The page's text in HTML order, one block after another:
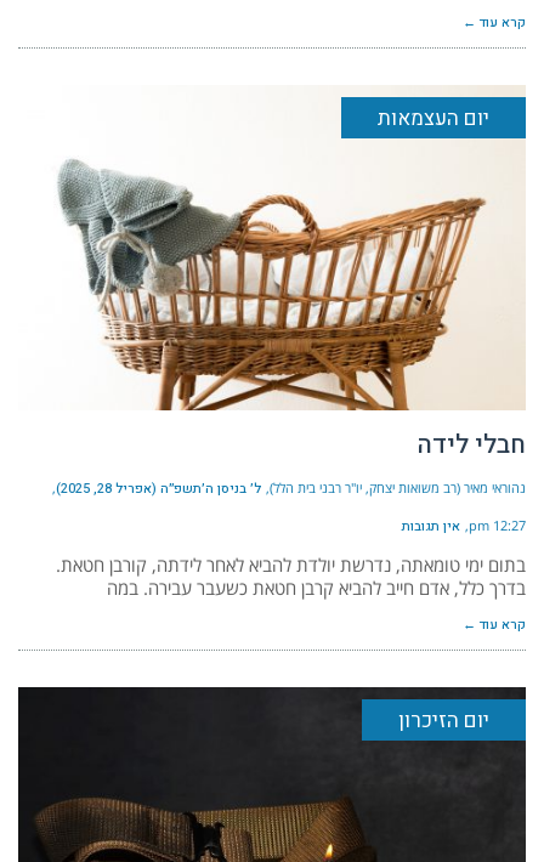
קרא עוד ←
יום העצמאות
חבלי לידה
נהוראי מאיר (רב משואות יצחק, יו"ר רבני בית הלל) ל׳ בניסן ה׳תשפ״ה (אפריל 28, 2025)
12:27 pm אין תגובות
בתום ימי טומאתה, נדרשת יולדת להביא לאחר לידתה, קורבן חטאת.
בדרך כלל, אדם חייב להביא קרבן חטאת כשעבר עבירה. במה
קרא עוד ←
יום הזיכרון